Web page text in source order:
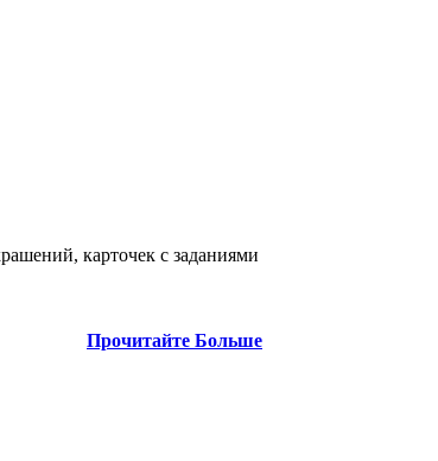
карточек с заданиями
Прочитайте Больше